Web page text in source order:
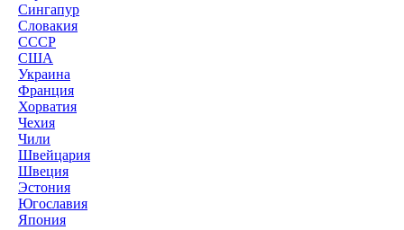
Сингапур
Словакия
СССР
США
Украина
Франция
Хорватия
Чехия
Чили
Швейцария
Швеция
Эстония
Югославия
Япония